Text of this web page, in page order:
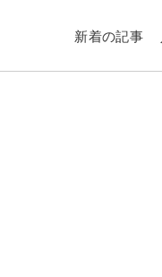
新着の記事